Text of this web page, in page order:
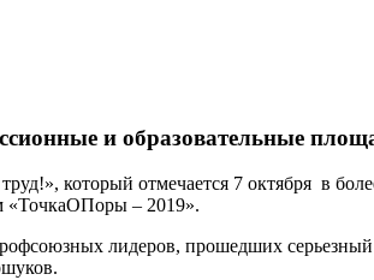
и образовательные
который отмечается 7 октября в
«ТочкаОПоры – 2019».
лидеров, прошедших